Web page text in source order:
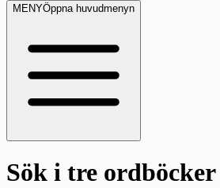
MENYÖppna huvudmenyn
Sök i tre ordböcker